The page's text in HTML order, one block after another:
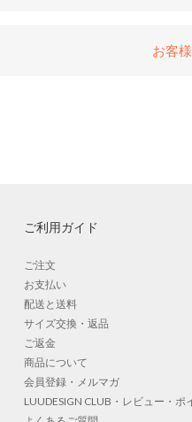
お客
ご利用ガイド
ご注文
お支払い
配送と送料
サイズ交換・返品
ご返金
商品について
会員登録・メルマガ
LUUDESIGN CLUB・レビュー・ポ